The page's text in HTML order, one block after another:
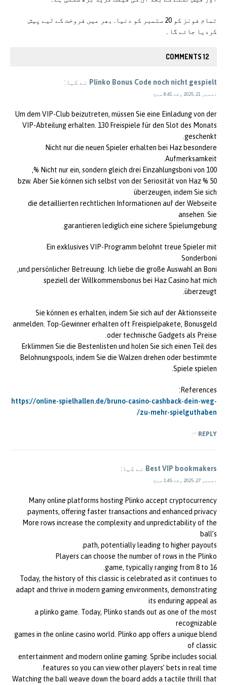
تمام فونز کو 20 ستمبر کو دنیا. بھر میں فروخت کے لیے پیش
کردیا جائے گا۔
12 COMMENTS
Plinko Bonus Code noch nicht gespielt نے کہا:
دسمبر 21, 2025 وقت 8:41 صبح
Um dem VIP-Club beizutreten, müssen Sie eine Einladung von der
VIP-Abteilung erhalten. 130 Freispiele für den Slot des Monats
geschenkt.
Nicht nur die neuen Spieler erhalten bei Haz besondere
Aufmerksamkeit.
Nicht nur ein, sondern gleich drei Einzahlungsboni von 100 %,
50 % bzw. Aber Sie können sich selbst von der Seriosität von Haz
überzeugen, indem Sie sich
die detaillierten rechtlichen Informationen auf der Webseite
ansehen. Sie
garantieren lediglich eine sichere Spielumgebung.
Ein exklusives VIP-Programm belohnt treue Spieler mit
Sonderboni
und persönlicher Betreuung. Ich liebe die große Auswahl an Boni,
speziell der Willkommensbonus bei Haz Casino hat mich
überzeugt.
Sie können es erhalten, indem Sie sich auf der Aktionsseite
anmelden. Top-Gewinner erhalten oft Freispielpakete, Bonusgeld
oder technische Gadgets als Preise.
Erklimmen Sie die Bestenlisten und holen Sie sich einen Teil des
Belohnungspools, indem Sie die Walzen drehen oder bestimmte
Spiele spielen.
References:
https://online-spielhallen.de/bruno-casino-cashback-dein-weg-
zu-mehr-spielguthaben/
REPLY
Best VIP bookmakers نے کہا:
دسمبر 27, 2025 وقت 1:45 صبح
Many online platforms hosting Plinko accept cryptocurrency
payments, offering faster transactions and enhanced privacy.
More rows increase the complexity and unpredictability of the
ball’s
path, potentially leading to higher payouts.
Players can choose the number of rows in the Plinko
game, typically ranging from 8 to 16.
Today, the history of this classic is celebrated as it continues to
adapt and thrive in modern gaming environments, demonstrating
its enduring appeal as
a plinko game. Today, Plinko stands out as one of the most
recognizable
games in the online casino world. Plinko app offers a unique blend
of classic
entertainment and modern online gaming. Spribe includes social
features so you can view other players’ bets in real time.
Watching the ball weave down the board adds a tactile thrill that